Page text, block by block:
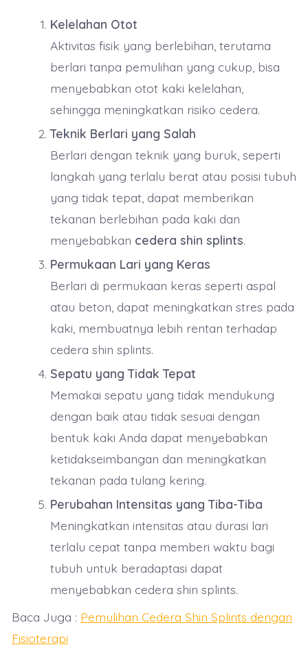
Kelelahan Otot
Aktivitas fisik yang berlebihan, terutama
berlari tanpa pemulihan yang cukup, bisa
menyebabkan otot kaki kelelahan,
sehingga meningkatkan risiko cedera.
Teknik Berlari yang Salah
Berlari dengan teknik yang buruk, seperti
langkah yang terlalu berat atau posisi tubuh
yang tidak tepat, dapat memberikan
tekanan berlebihan pada kaki dan
menyebabkan cedera shin splints.
Permukaan Lari yang Keras
Berlari di permukaan keras seperti aspal
atau beton, dapat meningkatkan stres pada
kaki, membuatnya lebih rentan terhadap
cedera shin splints.
Sepatu yang Tidak Tepat
Memakai sepatu yang tidak mendukung
dengan baik atau tidak sesuai dengan
bentuk kaki Anda dapat menyebabkan
ketidakseimbangan dan meningkatkan
tekanan pada tulang kering.
Perubahan Intensitas yang Tiba-Tiba
Meningkatkan intensitas atau durasi lari
terlalu cepat tanpa memberi waktu bagi
tubuh untuk beradaptasi dapat
menyebabkan cedera shin splints.
Baca Juga : Pemulihan Cedera Shin Splints dengan
Fisioterapi